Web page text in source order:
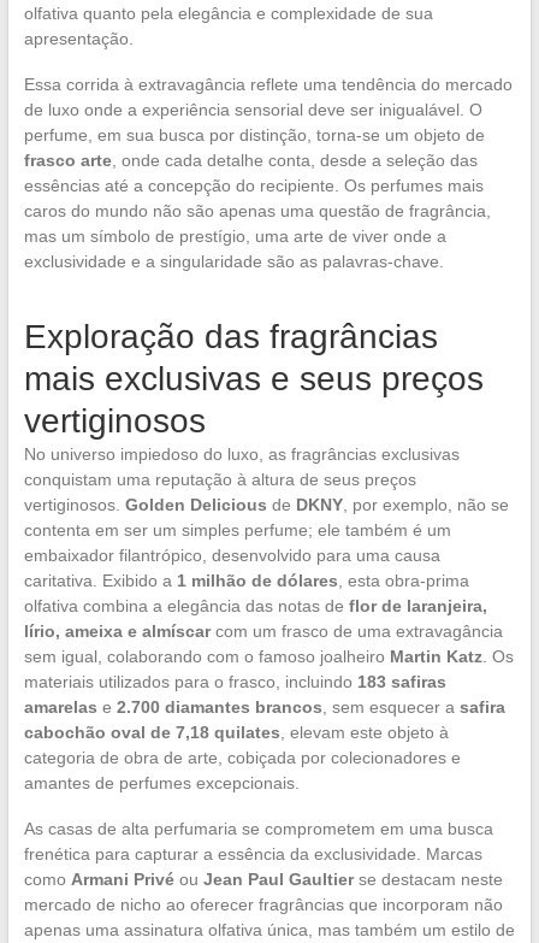
olfativa quanto pela elegância e complexidade de sua
apresentação.
Essa corrida à extravagância reflete uma tendência do mercado
de luxo onde a experiência sensorial deve ser inigualável. O
perfume, em sua busca por distinção, torna-se um objeto de
frasco arte, onde cada detalhe conta, desde a seleção das
essências até a concepção do recipiente. Os perfumes mais
caros do mundo não são apenas uma questão de fragrância,
mas um símbolo de prestígio, uma arte de viver onde a
exclusividade e a singularidade são as palavras-chave.
Exploração das fragrâncias
mais exclusivas e seus preços
vertiginosos
No universo impiedoso do luxo, as fragrâncias exclusivas
conquistam uma reputação à altura de seus preços
vertiginosos. Golden Delicious de DKNY, por exemplo, não se
contenta em ser um simples perfume; ele também é um
embaixador filantrópico, desenvolvido para uma causa
caritativa. Exibido a 1 milhão de dólares , esta obra-prima
olfativa combina a elegância das notas de flor de laranjeira,
lírio, ameixa e almíscarcom um frasco de uma extravagância
sem igual, colaborando com o famoso joalheiro Martin Katz. Os
materiais utilizados para o frasco, incluindo 183 safiras
amarelas e 2.700 diamantes brancos , sem esquecer a safira
cabochão oval de 7,18 quilates , elevam este objeto à
categoria de obra de arte, cobiçada por colecionadores e
amantes de perfumes excepcionais.
As casas de alta perfumaria se comprometem em uma busca
frenética para capturar a essência da exclusividade. Marcas
como Armani Privéou Jean Paul Gaultierse destacam neste
mercado de nicho ao oferecer fragrâncias que incorporam não
apenas uma assinatura olfativa única, mas também um estilo de